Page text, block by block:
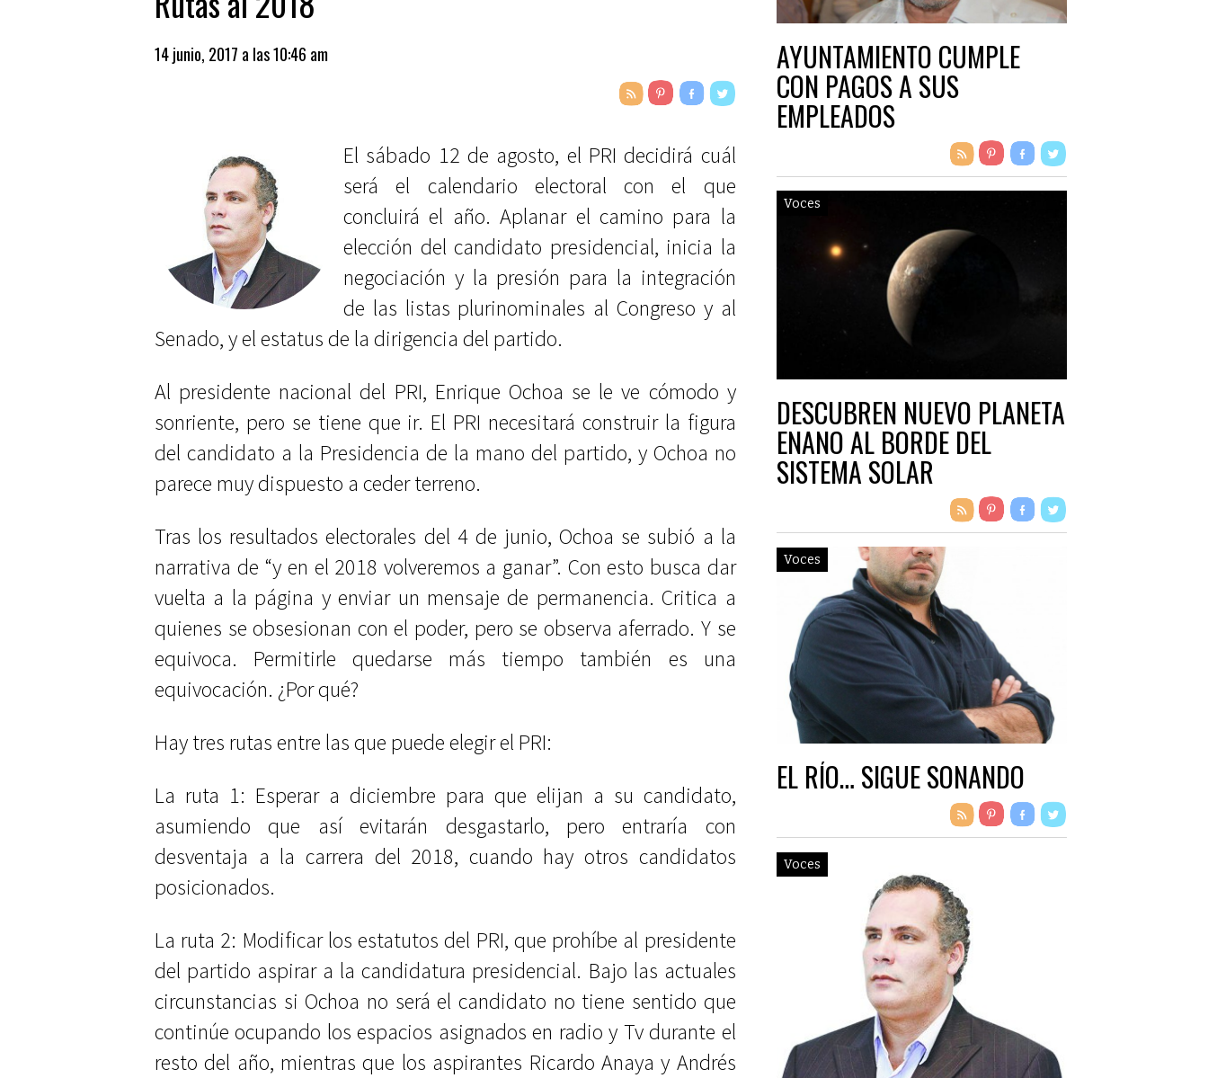
14 junio, 2017 a las 10:46 am
El sábado 12 de agosto, el PRI decidirá cuál
será el calendario electoral con el que
concluirá el año. Aplanar el camino para la
elección del candidato presidencial, inicia la
negociación y la presión para la integración
de las listas plurinominales al Congreso y al
Senado, y el estatus de la dirigencia del partido.
Al presidente nacional del PRI, Enrique Ochoa se le ve cómodo y
sonriente, pero se tiene que ir. El PRI necesitará construir la figura
del candidato a la Presidencia de la mano del partido, y Ochoa no
parece muy dispuesto a ceder terreno.
Tras los resultados electorales del 4 de junio, Ochoa se subió a la
narrativa de “y en el 2018 volveremos a ganar”. Con esto busca dar
vuelta a la página y enviar un mensaje de permanencia. Critica a
quienes se obsesionan con el poder, pero se observa aferrado. Y se
equivoca. Permitirle quedarse más tiempo también es una
equivocación. ¿Por qué?
Hay tres rutas entre las que puede elegir el PRI:
La ruta 1: Esperar a diciembre para que elijan a su candidato,
asumiendo que así evitarán desgastarlo, pero entraría con
desventaja a la carrera del 2018, cuando hay otros candidatos
posicionados.
La ruta 2: Modificar los estatutos del PRI, que prohíbe al presidente
del partido aspirar a la candidatura presidencial. Bajo las actuales
circunstancias si Ochoa no será el candidato no tiene sentido que
continúe ocupando los espacios asignados en radio y Tv durante el
resto del año, mientras que los aspirantes Ricardo Anaya y Andrés
AYUNTAMIENTO CUMPLE
CON PAGOS A SUS
EMPLEADOS
Voces
DESCUBREN NUEVO PLANETA
ENANO AL BORDE DEL
SISTEMA SOLAR
Voces
EL RÍO… SIGUE SONANDO
Voces